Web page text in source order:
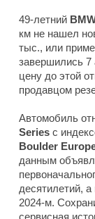
49-летний
км не нашел
тыс., или
завершились 7
цену до этой
продавцом
Автомобиль
Series с
Boulder
данным
десятилетий,
2024-м.